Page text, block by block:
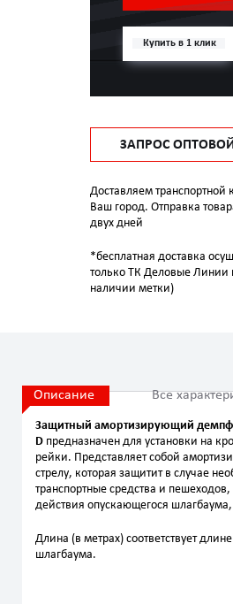
Купить в 1 клик
ЗАПРОС
Доставляем транспортной
Ваш город. Отправка
двух дней
*бесплатная доставка
только ТК Деловые Линии
наличии метки)
Описание Все
Защитный амортизирующий
D предназначен для установки на
рейки. Представляет собой
стрелу, которая защитит в случае
транспортные средства и
действия опускающегося
Длина (в метрах) соответствует
шлагбаума.